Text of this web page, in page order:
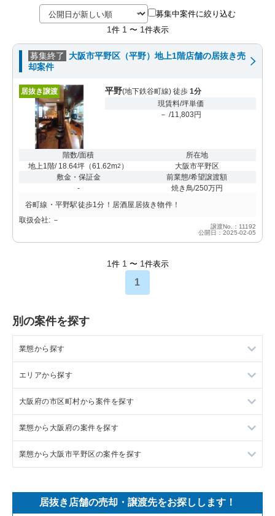
募集中案件に絞り込む
1 件 1 〜 1 件表示
募集終了
大阪市平野区（平野）地上1階店舗の居抜き売
却案件
居抜き譲渡 平野(地下鉄谷町線) 徒歩 1分
現賃料/坪単価
－ /11,803円
階数/面積
地上1階/ 18.64坪 （61.62m2 ）
所在地
大阪市平野区
敷金・保証金
-
前業態/希望譲渡額
焼き鳥/250万円
谷町線・平野駅徒歩1分！居酒屋居抜き物件！
取扱会社: －
譲渡No.：11192
公開日：2025-02-05
1 件 1 〜 1 件表示
1
別の案件を探す
業態から探す
ラーメンの居抜き売却物件の案件一覧
フランス料理の居抜き売却物件の案件一覧
イタリア料理の居抜き売却物件の案件一覧
中華の居抜き売却物件の案件一覧
寿司の居抜き売却物件の案件一覧
エリアから探す
東京23区の飲食店の居抜き売却物件の案件一覧
東京都下の飲食店の居抜き売却物件の案件一覧
千葉県の飲食店の居抜き売却物件の案件一覧
神奈川県の飲食店の居抜き売却物件の案件一覧
大阪府の市区町村から案件を探す
大阪市北区の飲食店の居抜き売却物件の案件一覧
大阪市中央区の飲食店の居抜き売却物件の案件一覧
堺市北区の飲食店の居抜き売却物件の案件一覧
業態から大阪府の案件を探す
大阪府のラーメンの居抜き売却物件の案件一覧
大阪府のイタリア料理の居抜き売却物件の案件一覧
業態から大阪市平野区の案件を探す
大阪市平野区の居酒屋・ダイニングバーの居抜き売却物件の案
居抜き店舗の売却・譲渡先をお探しします！